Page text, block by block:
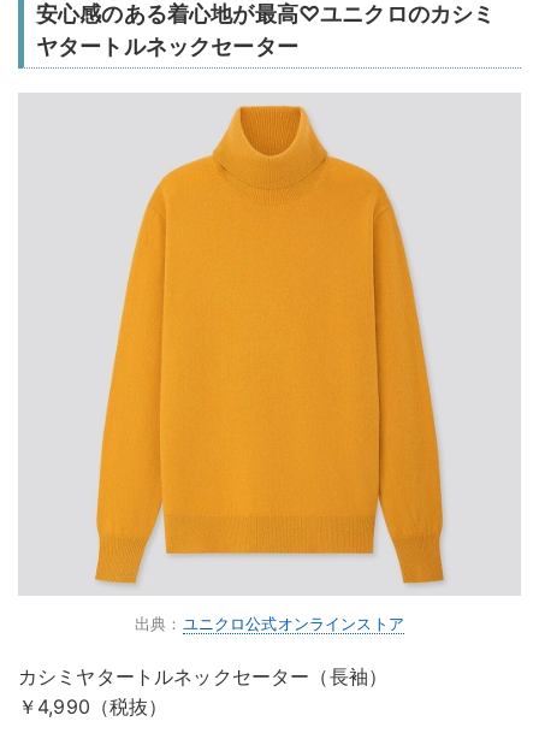
安心感のある着心地が最高♡ユニクロのカシミ
ヤタートルネックセーター
出典： ユニクロ公式オンラインストア
カシミヤタートルネックセーター（長袖）
￥4,990（税抜）